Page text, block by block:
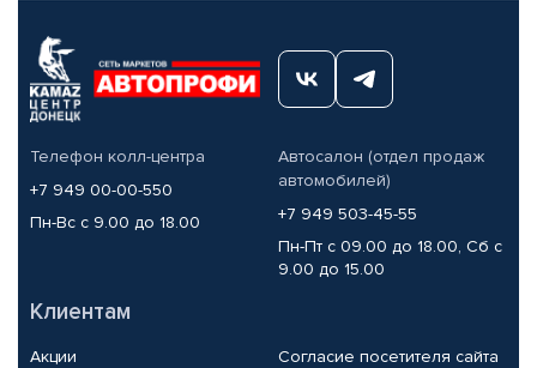
Телефон колл-центра
+7 949 00-00-550
Пн-Вс с 9.00 до 18.00
Автосалон (отдел продаж
автомобилей)
+7 949 503-45-55
Пн-Пт с 09.00 до 18.00, Сб с
9.00 до 15.00
Клиентам
Акции
Согласие посетителя сайта